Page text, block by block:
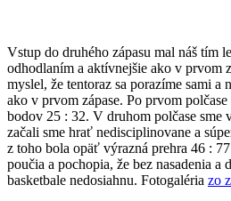
Vstup do druhého zápasu mal náš tím
odhodlaním a aktívnejšie ako v prvom
myslel, že tentoraz sa porazíme sami a
ako v prvom zápase. Po prvom
bodov 25 : 32. V druhom polčase sme
začali sme hrať nedisciplinovane a
z toho bola opäť výrazná prehra 46 :
poučia a pochopia, že bez nasadenia a
basketbale nedosiahnu. Fotogaléria zo